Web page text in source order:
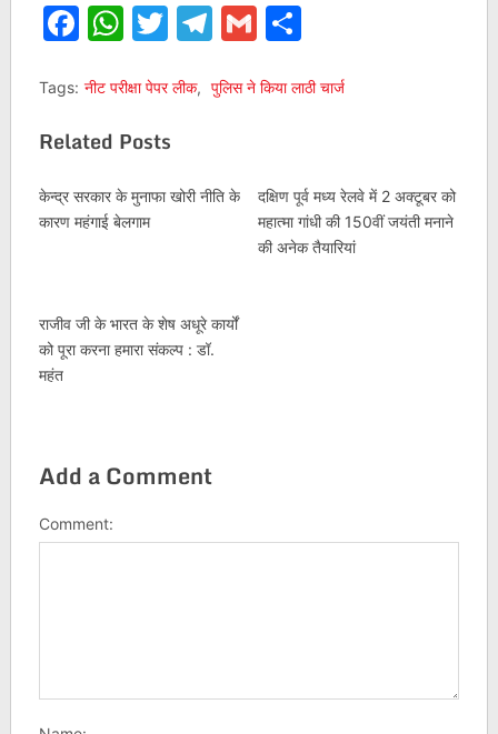
Facebook
WhatsApp
Twitter
Telegram
GmailShare
Tags: नीट परीक्षा पेपर लीक, पुलिस ने किया लाठी चार्ज
Related Posts
केन्द्र सरकार के मुनाफा खोरी नीति के
कारण महंगाई बेलगाम
दक्षिण पूर्व मध्य रेलवे में 2 अक्टूबर को
महात्मा गांधी की 150वीं जयंती मनाने
की अनेक तैयारियां
राजीव जी के भारत के शेष अधूरे कार्यों
को पूरा करना हमारा संकल्प : डॉ.
महंत
Add a Comment
Comment: